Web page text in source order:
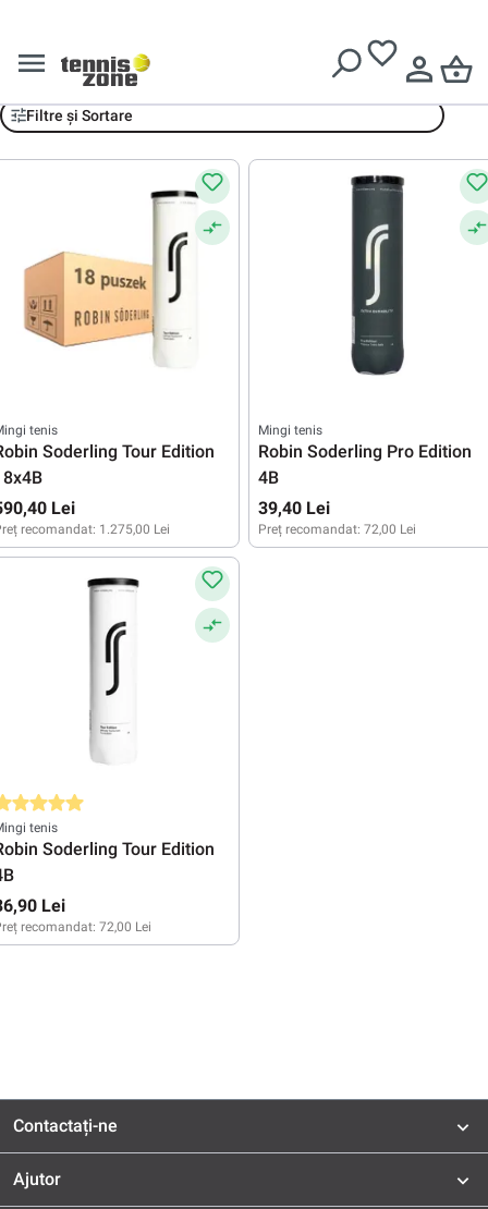
Robin Soderling
Filtre și Sortare
tenis
Soderling Tour Edition
Lei
recomandat: 1.275,00 Lei
Mingi tenis
Robin Soderling Pro Edition
4B
39,40 Lei
Preț recomandat: 72,00 Lei
medie de 5 din 5 stele
tenis
Soderling Tour Edition
Lei
recomandat: 72,00 Lei
Contactați-ne
Ajutor